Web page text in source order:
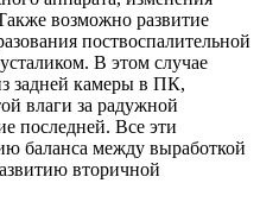
возможно развитие
поствоспалительной
В этом случае
задней камеры в ПК,
влаги за радужной
последней. Все эти
баланса между выработкой
вторичной